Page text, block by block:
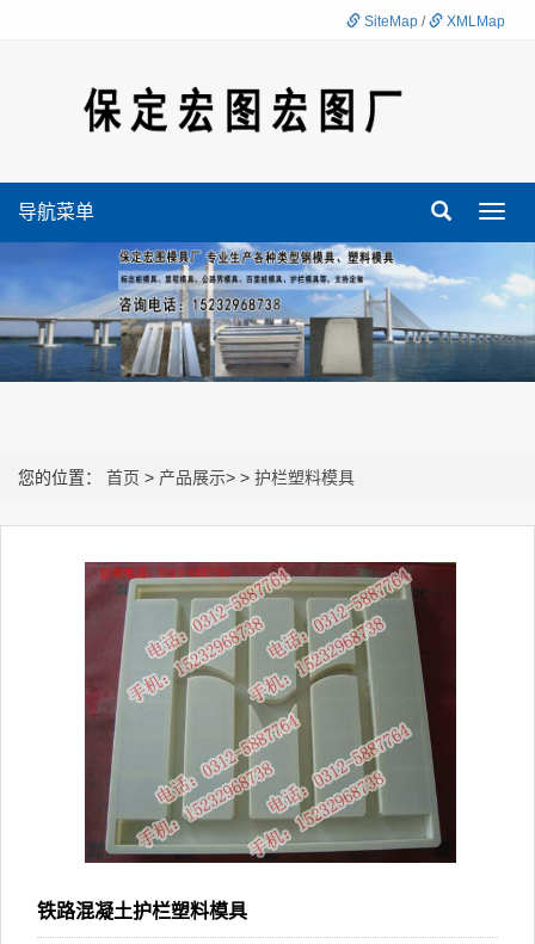
SiteMap / XMLMap
导航菜单
您的位置： 首页 > 产品展示> > 护栏塑料模具
铁路混凝土护栏塑料模具